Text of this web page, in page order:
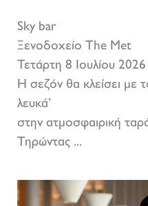
Sky bar
Ξενοδοχείο The Met
Τετάρτη 8 Ιουλίου 2026
Η σεζόν θα κλείσει με
λευκά’
στην ατμοσφαιρική
Τηρώντας ...